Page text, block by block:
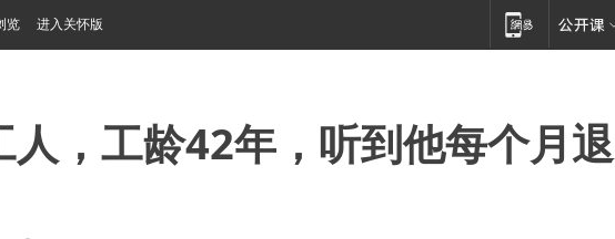
览 进入关怀版
，工龄42年，听到他每个月退